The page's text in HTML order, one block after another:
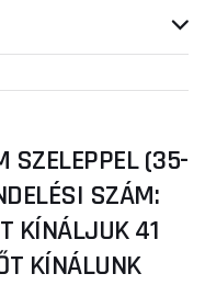
SZELEPPEL (35-
SZÁM:
KÍNÁLJUK 41
KÍNÁLUNK